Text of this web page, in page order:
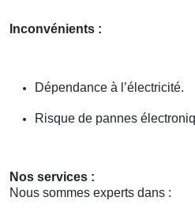
Inconvénients :
Dépendance à l’électricité.
Risque de pannes
Nos services :
Nous sommes experts dans :